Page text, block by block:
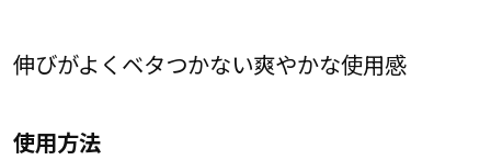
伸びがよくベタつかない爽やかな使用感
使用方法